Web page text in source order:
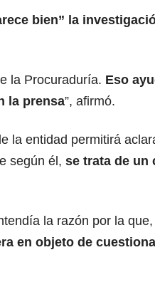
bien” la
la Procuraduría. Eso
la prensa”, afirmó.
la entidad permitirá
según él, se trata de un
la razón por la
en objeto de